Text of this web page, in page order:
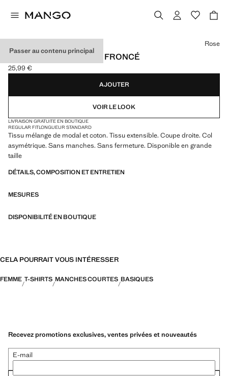
Passer au contenu principal
T-SHIRT ASYMÉTRIQUE FRONCÉ
Prix actuel [25,99 € ]
25,99 €
Choisissez une couleur
Rose
AJOUTER
VOIR LE LOOK
LIVRAISON GRATUITE EN BOUTIQUE
REGULAR FITLONGUEUR STANDARD
Tissu mélange de modal et coton. Tissu extensible. Coupe droite. Col
asymétrique. Sans manches. Sans fermeture. Disponible en grande
taille
DÉTAILS, COMPOSITION ET ENTRETIEN
MESURES
DISPONIBILITÉ EN BOUTIQUE
CELA POURRAIT VOUS INTÉRESSER
FEMME T-SHIRTS MANCHES COURTES BASIQUES
Recevez promotions exclusives, ventes privées et nouveautés
E-mail